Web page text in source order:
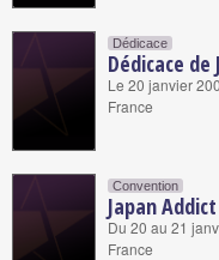
Dédicace
Dédicace de
Le 20 janvier
France
Convention
Japan
Du 20 au 21
France